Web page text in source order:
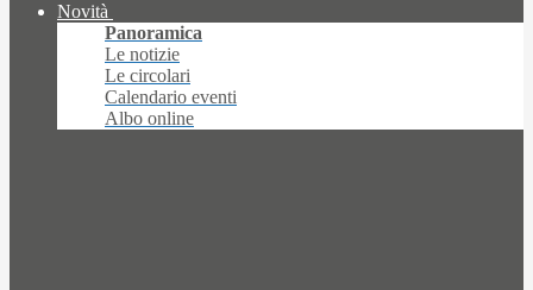
Novità
Panoramica
Le notizie
Le circolari
Calendario eventi
Albo online